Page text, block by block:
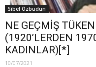
Sibel Özbudun
NE GEÇMİŞ
(1920’LERDEN
KADINLAR)[*]
10/07/2021